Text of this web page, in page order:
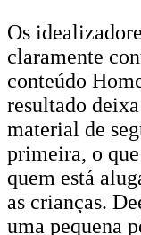
Os
claramente
conteúdo
resultado
material de
primeira, o
quem está
as crianças.
uma pequena